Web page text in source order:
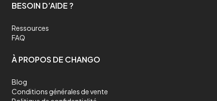
BESOIN D’AIDE ?
Ressources
FAQ
À PROPOS DE CHANGO
Blog
Conditions générales de vente